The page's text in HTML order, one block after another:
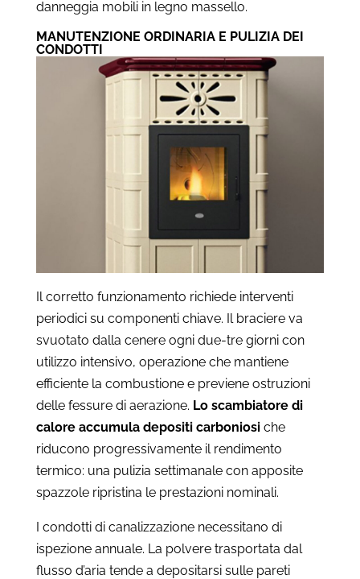
danneggia mobili in legno massello.
MANUTENZIONE ORDINARIA E PULIZIA DEI
CONDOTTI
Il corretto funzionamento richiede interventi
periodici su componenti chiave. Il braciere va
svuotato dalla cenere ogni due-tre giorni con
utilizzo intensivo, operazione che mantiene
efficiente la combustione e previene ostruzioni
delle fessure di aerazione. Lo scambiatore di
calore accumula depositi carboniosiche
riducono progressivamente il rendimento
termico: una pulizia settimanale con apposite
spazzole ripristina le prestazioni nominali.
I condotti di canalizzazione necessitano di
ispezione annuale. La polvere trasportata dal
flusso d’aria tende a depositarsi sulle pareti